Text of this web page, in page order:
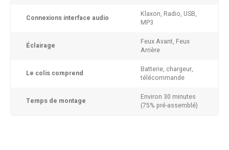
Connexions interface audio
Klaxon, Radio, USB,
MP3
Éclairage
Feux Avant, Feux
Arrière
Le colis comprend
Batterie, chargeur,
télécommande
Temps de montage
Environ 30 minutes
(75% pré-assemblé)